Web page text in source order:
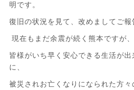
明です。
復旧の状況を見て、改めましてご報
現在もまだ余震が続く熊本ですが、
皆様がいち早く安心できる生活が
に、
被災されお亡くなりになられた方々